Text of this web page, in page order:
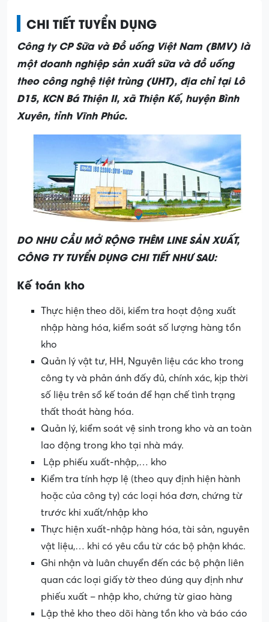
CHI TIẾT TUYỂN DỤNG
Công ty CP Sữa và Đồ uống Việt Nam (BMV) là
một doanh nghiệp sản xuất sữa và đồ uống
theo công nghệ tiệt trùng (UHT), địa chỉ tại Lô
D15, KCN Bá Thiện II, xã Thiện Kế, huyện Bình
Xuyên, tỉnh Vĩnh Phúc.
DO NHU CẦU MỞ RỘNG THÊM LINE SẢN XUẤT,
CÔNG TY TUYỂN DỤNG CHI TIẾT NHƯ SAU:
Kế toán kho
Thực hiện theo dõi, kiểm tra hoạt động xuất
nhập hàng hóa, kiểm soát số lượng hàng tồn
kho
Quản lý vật tư, HH, Nguyên liệu các kho trong
công ty và phản ánh đấy đủ, chính xác, kịp thời
số liệu trên sổ kế toán để hạn chế tình trạng
thất thoát hàng hóa.
Quản lý, kiểm soát vệ sinh trong kho và an toàn
lao động trong kho tại nhà máy.
Lập phiếu xuất-nhập,… kho
Kiểm tra tính hợp lệ (theo quy định hiện hành
hoặc của công ty) các loại hóa đơn, chứng từ
trước khi xuất/nhập kho
Thực hiện xuất-nhập hàng hóa, tài sản, nguyên
vật liệu,… khi có yêu cầu từ các bộ phận khác.
Ghi nhận và luân chuyển đến các bộ phận liên
quan các loại giấy tờ theo đúng quy định như
phiếu xuất – nhập kho, chứng từ giao hàng
Lập thẻ kho theo dõi hàng tồn kho và báo cáo